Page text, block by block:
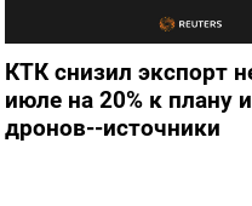
КТК снизил экспорт
июле на 20% к плану
дронов--источники